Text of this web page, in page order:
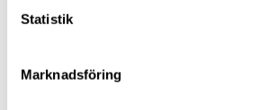
Statistik
Marknadsföring